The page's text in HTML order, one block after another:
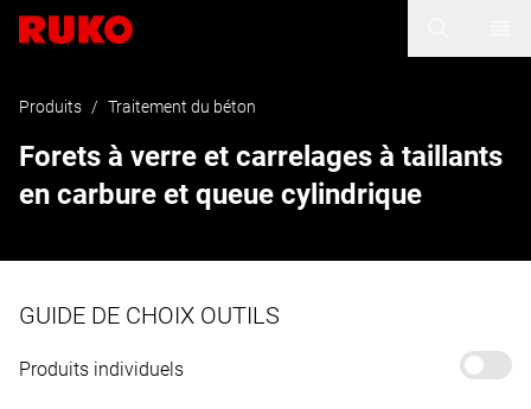
Produits / Traitement du béton
Forets à verre et carrelages à taillants
en carbure et queue cylindrique
GUIDE DE CHOIX OUTILS
Produits individuels